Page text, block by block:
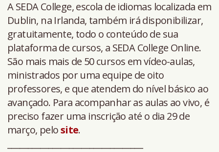
A SEDA College, escola de idiomas localizada em
Dublin, na Irlanda, também irá disponibilizar,
gratuitamente, todo o conteúdo de sua
plataforma de cursos, a SEDA College Online.
São mais mais de 50 cursos em vídeo-aulas,
ministrados por uma equipe de oito
professores, e que atendem do nível básico ao
avançado. Para acompanhar as aulas ao vivo, é
preciso fazer uma inscrição até o dia 29 de
março, pelosite.